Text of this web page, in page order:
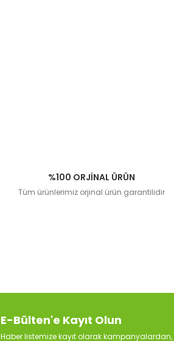
%100 ORJİNAL ÜRÜN
Tüm ürünlerimiz orjinal ürün garantilidir
E-Bülten'e Kayıt Olun
Haber listemize kayıt olarak kampanyalardan,